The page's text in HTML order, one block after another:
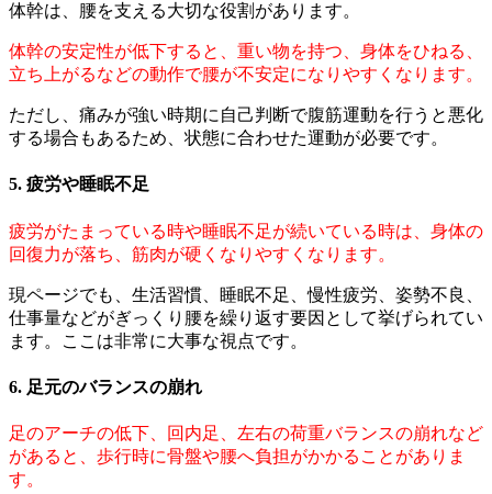
体幹は、腰を支える大切な役割があります。
体幹の安定性が低下すると、重い物を持つ、身体をひねる、
立ち上がるなどの動作で腰が不安定になりやすくなります。
ただし、痛みが強い時期に自己判断で腹筋運動を行うと悪化
する場合もあるため、状態に合わせた運動が必要です。
5. 疲労や睡眠不足
疲労がたまっている時や睡眠不足が続いている時は、身体の
回復力が落ち、筋肉が硬くなりやすくなります。
現ページでも、生活習慣、睡眠不足、慢性疲労、姿勢不良、
仕事量などがぎっくり腰を繰り返す要因として挙げられてい
ます。ここは非常に大事な視点です。
6. 足元のバランスの崩れ
足のアーチの低下、回内足、左右の荷重バランスの崩れなど
があると、歩行時に骨盤や腰へ負担がかかることがありま
す。